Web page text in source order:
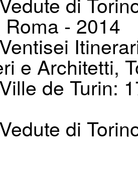
- 2014
e Architetti,
de Turin:
di